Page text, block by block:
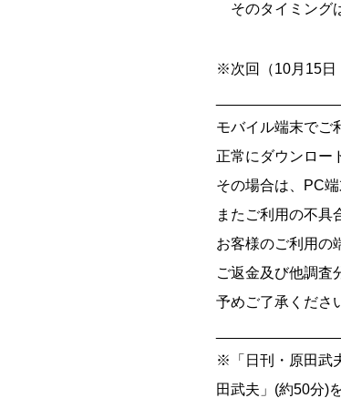
そのタイミング
※次回（10月15日
モバイル端末でご
正常にダウンロー
その場合は、PC
またご利用の不具
お客様のご利用の
ご返金及び他調査
予めご了承くださ
※「日刊・原田武
田武夫」(約50分)